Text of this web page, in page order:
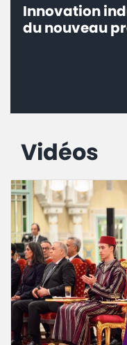
Innovation
du nouveau
Vidéos